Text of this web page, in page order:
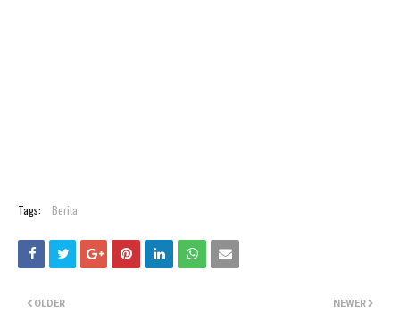
Tags: Berita
NEWER
OLDER